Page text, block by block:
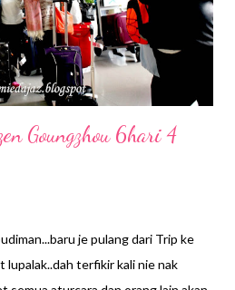
Goungzhou 6hari 4
je pulang dari Trip ke
lupalak..dah terfikir kali nie nak